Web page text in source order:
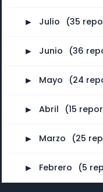
► Julio (35
► Junio (36
► Mayo (24
► Abril (15
► Marzo (25
► Febrero (5